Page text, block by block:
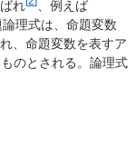
れ
、例えば
理式は、 命題変数
、命題変数を表すア
のとされる。論理式